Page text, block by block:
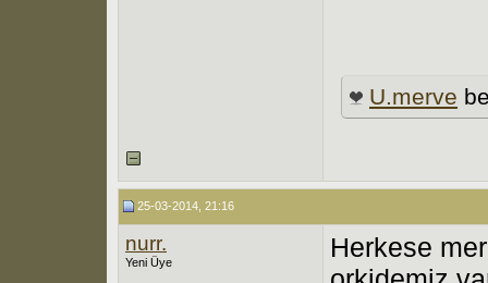
U.merve
25-03-2014, 21:16
nurr.
Yeni Üye
Herkese